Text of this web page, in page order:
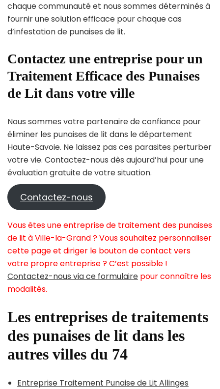
chaque communauté et nous sommes déterminés à
fournir une solution efficace pour chaque cas
d’infestation de punaises de lit.
Contactez une entreprise pour un
Traitement Efficace des Punaises
de Lit dans votre ville
Nous sommes votre partenaire de confiance pour
éliminer les punaises de lit dans le département
Haute-Savoie. Ne laissez pas ces parasites perturber
votre vie. Contactez-nous dès aujourd’hui pour une
évaluation gratuite de votre situation.
Contactez-nous
Vous êtes une entreprise de traitement des punaises
de lit à Ville-la-Grand ? Vous souhaitez personnaliser
cette page et diriger le bouton de contact vers
votre propre entreprise ? C’est possible !
Contactez-nous via ce formulaire pour connaître les
modalités.
Les entreprises de traitements
des punaises de lit dans les
autres villes du 74
Entreprise Traitement Punaise de Lit Allinges